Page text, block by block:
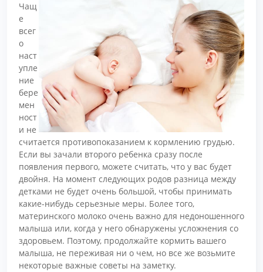
Чащ
е
всег
о
наст
упле
ние
бере
мен
ност
и не
считается противопоказанием к кормлению грудью.
Если вы зачали второго ребенка сразу после
появления первого, можете считать, что у вас будет
двойня. На момент следующих родов разница между
детками не будет очень большой, чтобы принимать
какие-нибудь серьезные меры. Более того,
материнского молоко очень важно для недоношенного
малыша или, когда у него обнаружены усложнения со
здоровьем. Поэтому, продолжайте кормить вашего
малыша, не переживая ни о чем, но все же возьмите
некоторые важные советы на заметку.